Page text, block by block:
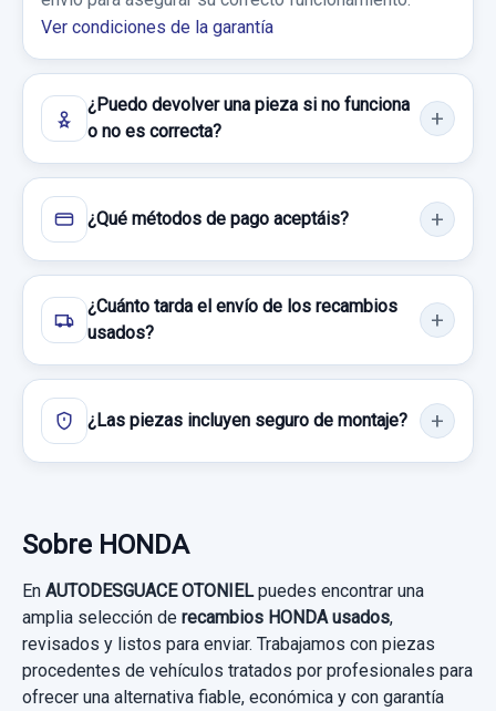
PILOTO TRASERO DERECHO 0432200
usado.
Garantía 1 año
14,87 €
Sin IVA, gastos de envío no incluidos.
ELEVALUNAS TRASERO DERECHO 2 PIN
ELEVALUNAS TRASERO DERECHO 2 PIN
usado.
HONDA CR-V (RD1/3) BÁSICO (RD1)
Sin IVA, gastos de envío no incluidos.
Consultar por whatsapp
HONDA CR-V (RD1/3) BÁSICO (RD1)
30,00 €
Sin IVA, gastos de envío no incluidos.
Consultar por whatsapp
Ver condiciones de la garantía
¿Puedo devolver una pieza si no funciona
o no es correcta?
¿Qué métodos de pago aceptáis?
¿Cuánto tarda el envío de los recambios
usados?
¿Las piezas incluyen seguro de montaje?
Sobre HONDA
En AUTODESGUACE OTONIELpuedes encontrar una
amplia selección de recambios HONDA usados,
revisados y listos para enviar. Trabajamos con piezas
procedentes de vehículos tratados por profesionales para
ofrecer una alternativa fiable, económica y con garantía